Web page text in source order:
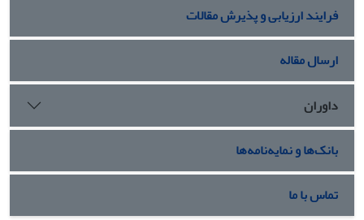
فرایند ارزیابی و پذیرش مقالات
ارسال مقاله
داوران
بانک‌ها و نمایه‌نامه‌ها
تماس با ما